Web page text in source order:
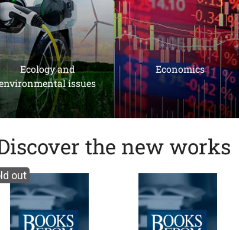
Ecology and
issues
Economics
the new works
out